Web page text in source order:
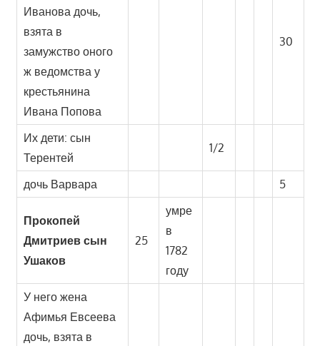
Иванова дочь,
взята в
замужство оного
ж ведомства у
крестьянина
Ивана Попова
30
Их дети: сын
Терентей
1/2
дочь Варвара 5
Прокопей
Дмитриев сын
Ушаков
25
умре
в
1782
году
У него жена
Афимья Евсеева
дочь, взята в